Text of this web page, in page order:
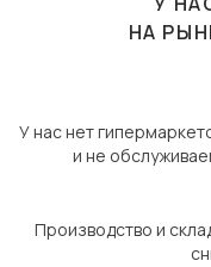
НА
У нас нет
и не
Производство и